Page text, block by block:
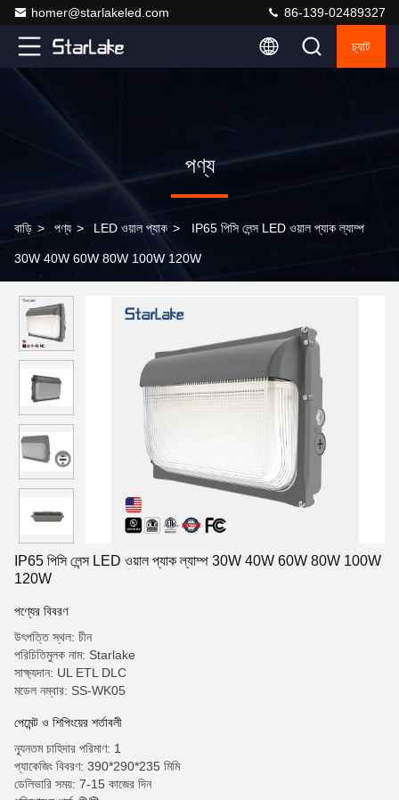
homer@starlakeled.com 86-139-02489327
চ্যাট
পণ্য
বাড়ি > পণ্য > LED ওয়াল প্যাক > IP65 পিসি লেন্স LED ওয়াল প্যাক ল্যাম্প
30W 40W 60W 80W 100W 120W
IP65 পিসি লেন্স LED ওয়াল প্যাক ল্যাম্প 30W 40W 60W 80W 100W
120W
পণ্যের বিবরণ
উৎপত্তি স্থল: চীন
পরিচিতিমুলক নাম: Starlake
সাক্ষ্যদান: UL ETL DLC
মডেল নম্বার: SS-WK05
পেমেন্ট ও শিপিংয়ের শর্তাবলী
ন্যূনতম চাহিদার পরিমাণ: 1
প্যাকেজিং বিবরণ: 390*290*235 মিমি
ডেলিভারি সময়: 7-15 কাজের দিন